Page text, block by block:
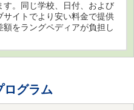
。同じ学校、日付、および
サイトでより安い料金で提供
をラングペディアが負担し
ログラム